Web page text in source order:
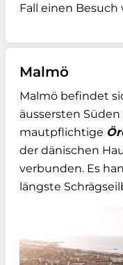
Fall einen Besuch
Malmö
Malmö befindet
äussersten
mautpflichtige
der dänischen
verbunden. Es
längste